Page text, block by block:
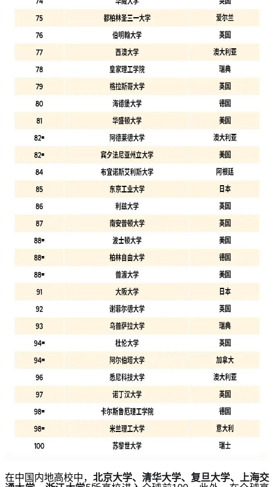
在中国内地高校中， 北京大学、清华大学、复旦大学、上海交